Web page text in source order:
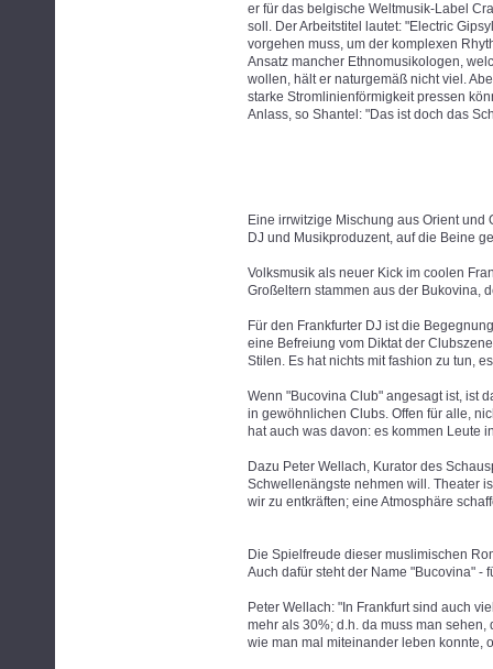
er für das belgische Weltmusik-Label
soll. Der Arbeitstitel lautet: "Electric
vorgehen muss, um der komplexen
Ansatz mancher Ethnomusikologen,
wollen, hält er naturgemäß nicht viel.
starke Stromlinienförmigkeit pressen
Anlass, so Shantel: "Das ist doch das
Eine irrwitzige Mischung aus Orient
DJ und Musikproduzent, auf die Beine
Volksmusik als neuer Kick im coolen
Großeltern stammen aus der Bukovina,
Für den Frankfurter DJ ist die
eine Befreiung vom Diktat der
Stilen. Es hat nichts mit fashion zu tun,
Wenn "Bucovina Club" angesagt ist, ist
in gewöhnlichen Clubs. Offen für alle,
hat auch was davon: es kommen Leute
Dazu Peter Wellach, Kurator des
Schwellenängste nehmen will. Theater
wir zu entkräften; eine Atmosphäre
Die Spielfreude dieser muslimischen
Auch dafür steht der Name "Bucovina" -
Peter Wellach: "In Frankfurt sind auch
mehr als 30%; d.h. da muss man
wie man mal miteinander leben konnte,